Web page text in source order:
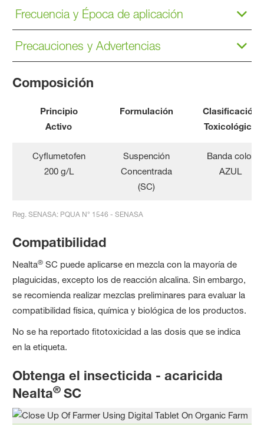
Frecuencia y Época de aplicación
Precauciones y Advertencias
Composición
Principio
Activo
Formulación
Clasificación
Toxicológica
Cyflumetofen
200 g/L
Suspención
Concentrada
(SC)
Banda color
AZUL
Reg. SENASA: PQUA N° 1546 - SENASA
Compatibilidad
Nealta® SC puede aplicarse en mezcla con la mayoría de
plaguicidas, excepto los de reacción alcalina. Sin embargo,
se recomienda realizar mezclas preliminares para evaluar la
compatibilidad física, química y biológica de los productos.
No se ha reportado fitotoxicidad a las dosis que se indica
en la etiqueta.
Obtenga el insecticida - acaricida
Nealta® SC